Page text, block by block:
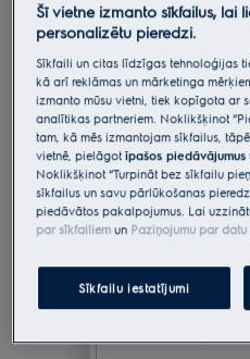
5. Ieslēdziet ierīcē Wi-Fi. Wi-
aktivizēšana ierīcē: Skatiet
savienojamības iestatījums
rokasgrāmatā.
Šī vietne izmanto sīkfailus, lai
personalizētu pieredzi.
Sīkfaili un citas līdzīgas tehnoloģijas
kā arī reklāmas un mārketinga
izmanto mūsu vietni, tiek kopīgota ar
analītikas partneriem. Noklikšķinot
tam, kā mēs izmantojam sīkfailus,
vietnē, pielāgotīpašos piedāvājumus
Noklikšķinot “Turpināt bez sīkfailu
sīkfailus un savu pārlūkošanas
piedāvātos pakalpojumus. Lai
par sīkfailiem un Paziņojumu par
Sīkfailu iestatījumi